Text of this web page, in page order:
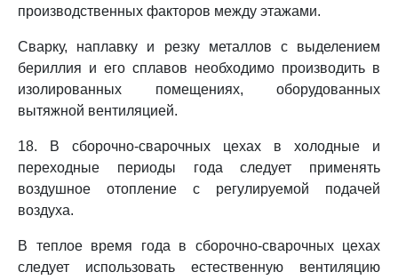
производственных факторов между этажами.
Сварку, наплавку и резку металлов с выделением
бериллия и его сплавов необходимо производить в
изолированных помещениях, оборудованных
вытяжной вентиляцией.
18. В сборочно-сварочных цехах в холодные и
переходные периоды года следует применять
воздушное отопление с регулируемой подачей
воздуха.
В теплое время года в сборочно-сварочных цехах
следует использовать естественную вентиляцию